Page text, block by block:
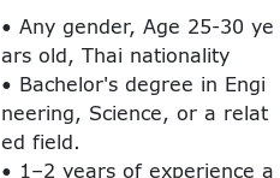
• Any gender, Age 25-30 ye
ars old, Thai nationality
• Bachelor's degree in Engi
neering, Science, or a relat
ed field.
• 1–2 years of experience a